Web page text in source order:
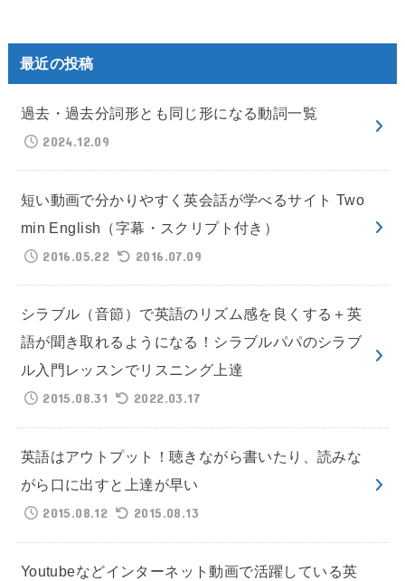
最近の投稿
過去・過去分詞形とも同じ形になる動詞一覧
2024.12.09
短い動画で分かりやすく英会話が学べるサイト Two
min English（字幕・スクリプト付き）
2016.05.22
2016.07.09
シラブル（音節）で英語のリズム感を良くする＋英
語が聞き取れるようになる！シラブルパパのシラブ
ル入門レッスンでリスニング上達
2015.08.31
2022.03.17
英語はアウトプット！聴きながら書いたり、読みな
がら口に出すと上達が早い
2015.08.12
2015.08.13
Youtubeなどインターネット動画で活躍している英